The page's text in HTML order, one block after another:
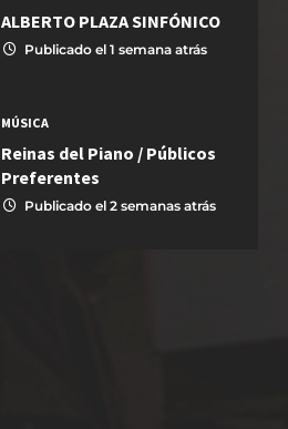
ALBERTO PLAZA SINFÓNICO
Publicado el 1 semana atrás
MÚSICA
Reinas del Piano / Públicos
Preferentes
Publicado el 2 semanas atrás